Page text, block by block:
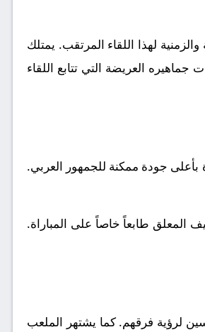
لهذا اللقاء المرتقب. يمتلك
العريضة التي تتابع اللقاء
بأعلى جودة ممكنة للجمهور العربي.
المعلق طابعاً خاصاً على المباراة.
لرؤية فرقهم. كما يشتهر الملعب